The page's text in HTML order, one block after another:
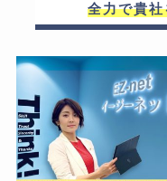
全力で貴